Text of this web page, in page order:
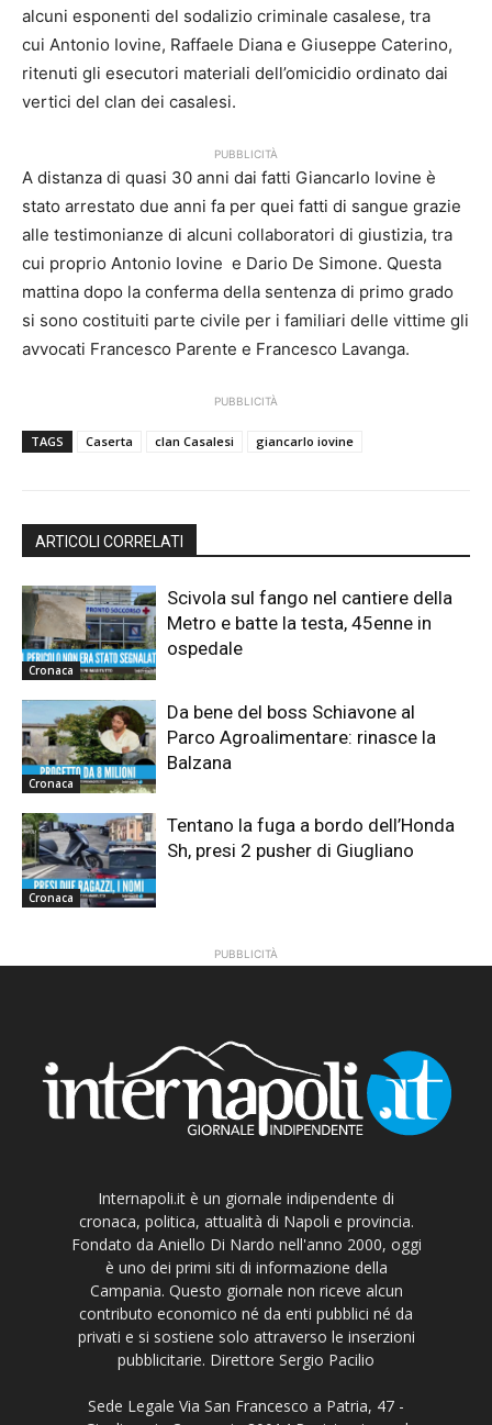
alcuni esponenti del sodalizio criminale casalese, tra
cui Antonio Iovine, Raffaele Diana e Giuseppe Caterino,
ritenuti gli esecutori materiali dell’omicidio ordinato dai
vertici del clan dei casalesi.
PUBBLICITÀ
A distanza di quasi 30 anni dai fatti Giancarlo Iovine è
stato arrestato due anni fa per quei fatti di sangue grazie
alle testimonianze di alcuni collaboratori di giustizia, tra
cui proprio Antonio Iovine e Dario De Simone. Questa
mattina dopo la conferma della sentenza di primo grado
si sono costituiti parte civile per i familiari delle vittime gli
avvocati Francesco Parente e Francesco Lavanga.
PUBBLICITÀ
TAGS Caserta clan Casalesi giancarlo iovine
ARTICOLI CORRELATI
Cronaca
Scivola sul fango nel cantiere della
Metro e batte la testa, 45enne in
ospedale
Cronaca
Da bene del boss Schiavone al
Parco Agroalimentare: rinasce la
Balzana
Cronaca
Tentano la fuga a bordo dell’Honda
Sh, presi 2 pusher di Giugliano
PUBBLICITÀ
Internapoli.it è un giornale indipendente di
cronaca, politica, attualità di Napoli e provincia.
Fondato da Aniello Di Nardo nell'anno 2000, oggi
è uno dei primi siti di informazione della
Campania. Questo giornale non riceve alcun
contributo economico né da enti pubblici né da
privati e si sostiene solo attraverso le inserzioni
pubblicitarie. Direttore Sergio Pacilio
Sede Legale Via San Francesco a Patria, 47 -